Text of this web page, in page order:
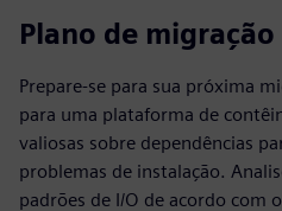
Plano de
Prepare-se para sua próxima
para uma plataforma de
valiosas sobre dependências
problemas de instalação.
padrões de I/O de acordo com